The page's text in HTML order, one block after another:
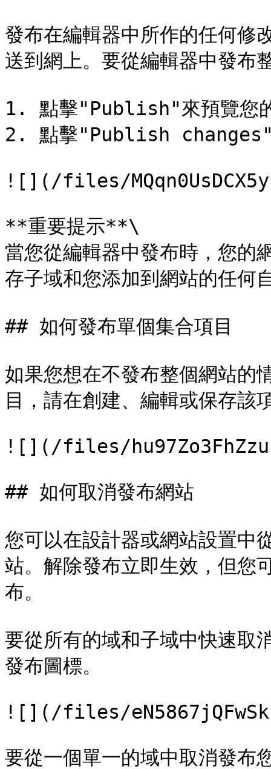
發布在編輯器中所作的任何修
送到網上。要從編輯器中發布
1. 點擊"Publish"來預覽您
2. 點擊"Publish changes"
![](/files/
**重要提示**\
當您從編輯器中發布時，您
存子域和您添加到網站的任何
## 如何發布單個集合項目
如果您想在不發布整個網站的
目，請在創建、編輯或保存該
![](/files/
## 如何取消發布網站
您可以在設計器或網站設置中
站。解除發布立即生效，但您
布。
要從所有的域和子域中快速取
發布圖標。
![](/files/
要從一個單一的域中取消發布